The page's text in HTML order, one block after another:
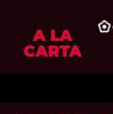
A LA
CARTA